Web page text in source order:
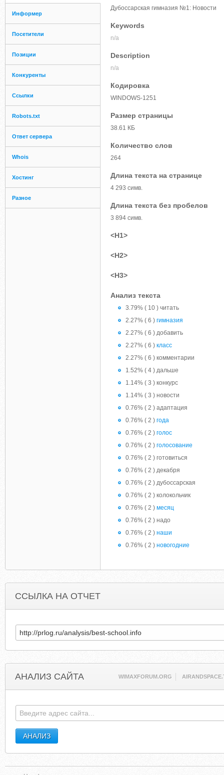
Информер
Посетители
Позиции
Конкуренты
Ссылки
Robots.txt
Ответ сервера
Whois
Хостинг
Разное
Дубоссарская гимназия №1: Новости
Keywords
n/a
Description
n/a
Кодировка
WINDOWS-1251
Размер страницы
38.61 КБ
Количество слов
264
Длина текста на странице
4 293 симв.
Длина текста без пробелов
3 894 симв.
<H1>
<H2>
<H3>
Анализ текста
3.79% ( 10 ) читать
2.27% ( 6 ) гимназия
2.27% ( 6 ) добавить
2.27% ( 6 ) класс
2.27% ( 6 ) комментарии
1.52% ( 4 ) дальше
1.14% ( 3 ) конкурс
1.14% ( 3 ) новости
0.76% ( 2 ) адаптация
0.76% ( 2 ) года
0.76% ( 2 ) голос
0.76% ( 2 ) голосование
0.76% ( 2 ) готовиться
0.76% ( 2 ) декабря
0.76% ( 2 ) дубоссарская
0.76% ( 2 ) колокольчик
0.76% ( 2 ) месяц
0.76% ( 2 ) надо
0.76% ( 2 ) наши
0.76% ( 2 ) новогодние
ССЫЛКА НА ОТЧЕТ
АНАЛИЗ САЙТА WIMAXFORUM.ORG